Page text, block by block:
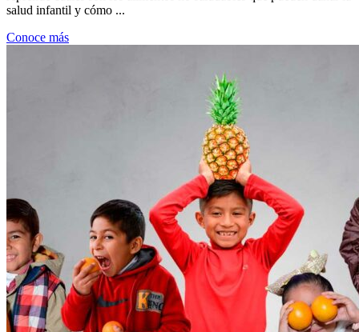
salud infantil y cómo ...
Conoce más